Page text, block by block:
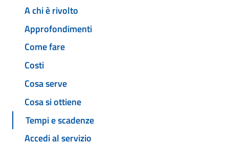
A chi è rivolto
Approfondimenti
Come fare
Costi
Cosa serve
Cosa si ottiene
Tempi e scadenze
Accedi al servizio